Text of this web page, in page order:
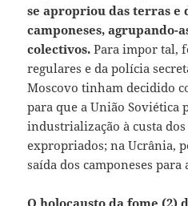
se apropriou das terras e
camponeses, agrupando-
colectivos. Para impor tal,
regulares e da polícia
Moscovo tinham decidido
para que a União Soviética
industrialização à custa dos
expropriados; na Ucrânia,
saída dos camponeses para
O holocausto da fome (2)